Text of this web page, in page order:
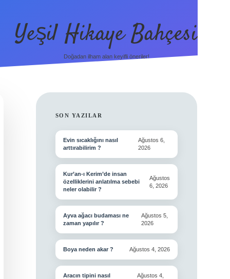
Yeşil Hikaye Bahçesi
Doğadan ilham alan keyifli öneriler!
SIDEBAR
SON YAZILAR
Evin sıcaklığını nasıl
arttırabilirim ?
Ağustos 6,
2026
Kur’an-ı Kerim’de insan
özelliklerini anlatılma sebebi
neler olabilir ?
Ağustos
6, 2026
Ayva ağacı budaması ne
zaman yapılır ?
Ağustos 5,
2026
Boya neden akar ? Ağustos 4, 2026
Aracın tipini nasıl
Ağustos 4,